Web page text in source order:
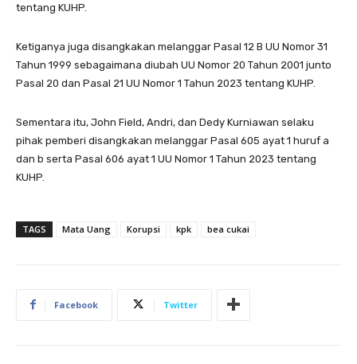
tentang KUHP.
Ketiganya juga disangkakan melanggar Pasal 12 B UU Nomor 31
Tahun 1999 sebagaimana diubah UU Nomor 20 Tahun 2001 junto
Pasal 20 dan Pasal 21 UU Nomor 1 Tahun 2023 tentang KUHP.
Sementara itu, John Field, Andri, dan Dedy Kurniawan selaku
pihak pemberi disangkakan melanggar Pasal 605 ayat 1 huruf a
dan b serta Pasal 606 ayat 1 UU Nomor 1 Tahun 2023 tentang
KUHP.
TAGS Mata Uang Korupsi kpk bea cukai
Facebook Twitter